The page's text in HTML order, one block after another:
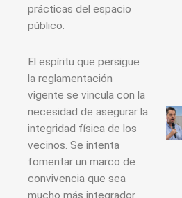
prácticas del espacio
público.
El espíritu que persigue
la reglamentación
vigente se vincula con la
necesidad de asegurar la
integridad física de los
vecinos. Se intenta
fomentar un marco de
convivencia que sea
mucho más integrador